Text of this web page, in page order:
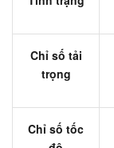
Chỉ số tải
trọng
Chỉ số tốc